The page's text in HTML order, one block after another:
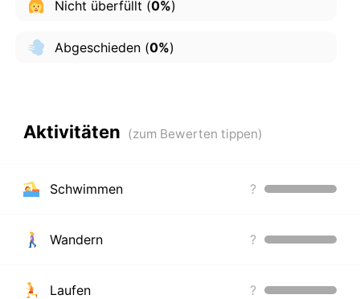
Nicht überfüllt (0%)
Abgeschieden(0%)
Aktivitäten
Schwimmen ?
Wandern ?
Laufen ?